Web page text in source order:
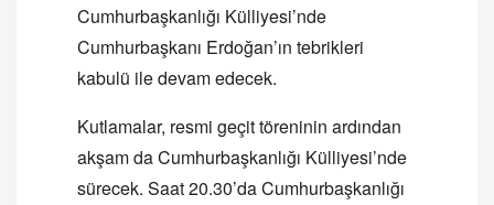
Cumhurbaşkanlığı Külliyesi’nde
Cumhurbaşkanı Erdoğan’ın tebrikleri
kabulü ile devam edecek.
Kutlamalar, resmi geçit töreninin ardından
akşam da Cumhurbaşkanlığı Külliyesi’nde
sürecek. Saat 20.30’da Cumhurbaşkanlığı